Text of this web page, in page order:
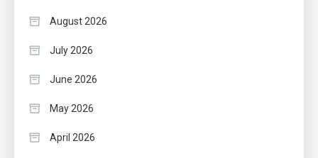
August 2026
July 2026
June 2026
May 2026
April 2026